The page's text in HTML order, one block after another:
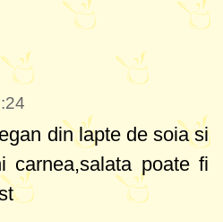
din lapte de soia si
carnea,salata poate fi